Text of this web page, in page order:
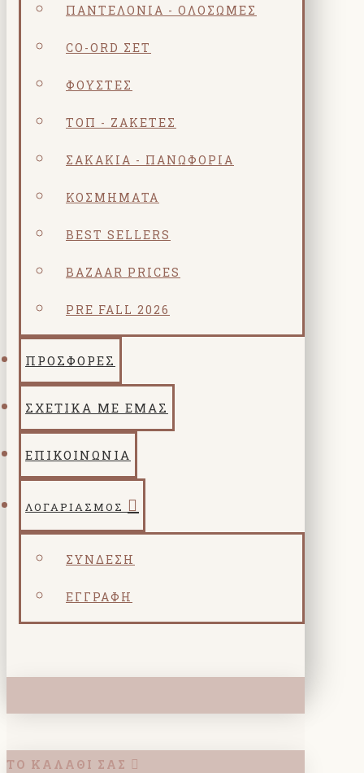
ΠΑΝΤΕΛΌΝΙΑ - ΟΛΌΣΩΜΕΣ
CO-ORD ΣΕΤ
ΦΟΎΣΤΕΣ
ΤΟΠ - ΖΑΚΈΤΕΣ
ΣΑΚΆΚΙΑ - ΠΑΝΩΦΌΡΙΑ
ΚΟΣΜΗΜΑΤΑ
BEST SELLERS
BAZAAR PRICES
PRE FALL 2026
ΠΡΟΣΦΟΡΕΣ
ΣΧΕΤΙΚΑ ΜΕ ΕΜΑΣ
ΕΠΙΚΟΙΝΩΝΙΑ
ΛΟΓΑΡΙΑΣΜΌΣ
ΣΎΝΔΕΣΗ
ΕΓΓΡΑΦΉ
ΤΟ ΚΑΛΆΘΙ ΣΑΣ